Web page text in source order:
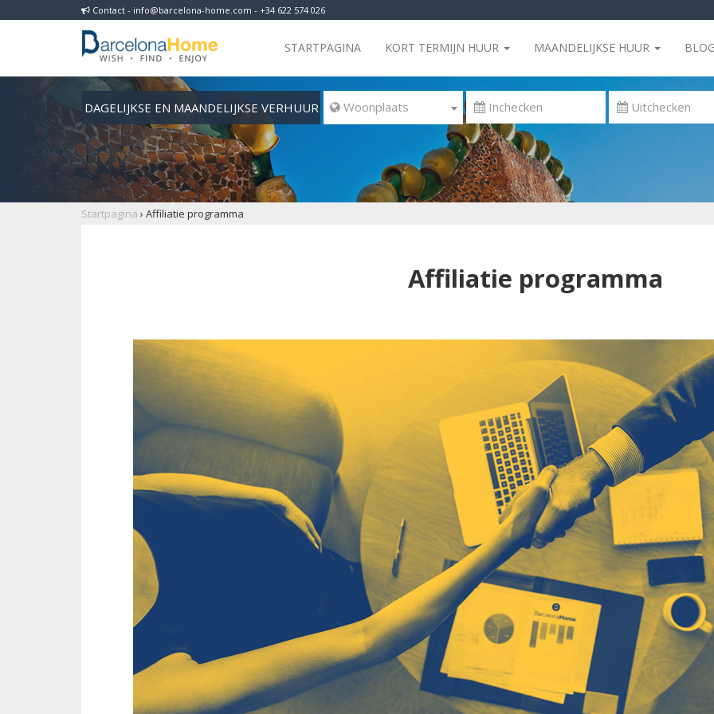
Contact - info@barcelona-home.com - +34 622 574 026
STARTPAGINA KORT TERMIJN HUUR MAANDELIJKSE HUUR
DAGELIJKSE EN MAANDELIJKSE VERHUUR  Woonplaats
Startpagina › Affiliatie programma
Affiliatie programma